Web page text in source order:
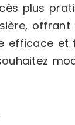
plus
offrant
efficace